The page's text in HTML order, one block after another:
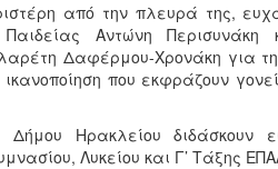
από την πλευρά της,
Αντώνη Περισυνάκη
Δαφέρμου-Χρονάκη για
που εκφράζουν
Δήμου Ηρακλείου διδάσκουν
Λυκείου και Γ’ Τάξης